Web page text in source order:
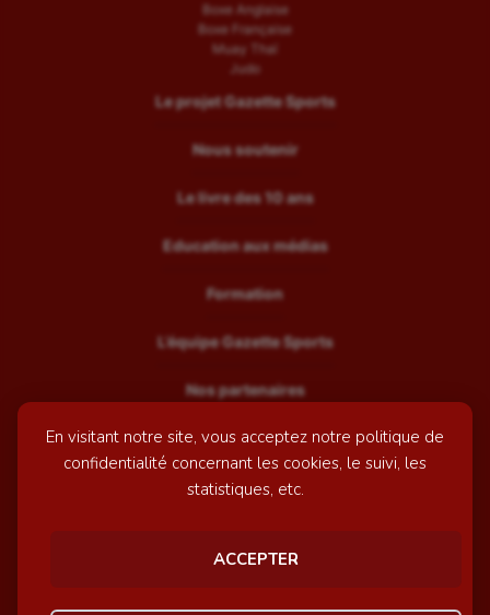
En visitant notre site, vous acceptez notre politique de
confidentialité concernant les cookies, le suivi, les
statistiques, etc.
ACCEPTER
Boxe Anglaise
Boxe Française
Muay Thaï
Judo
Le projet Gazette Sports
Nous soutenir
Le livre des 10 ans
Education aux médias
Formation
L’équipe Gazette Sports
Nos partenaires
Recrutement
Mentions légales